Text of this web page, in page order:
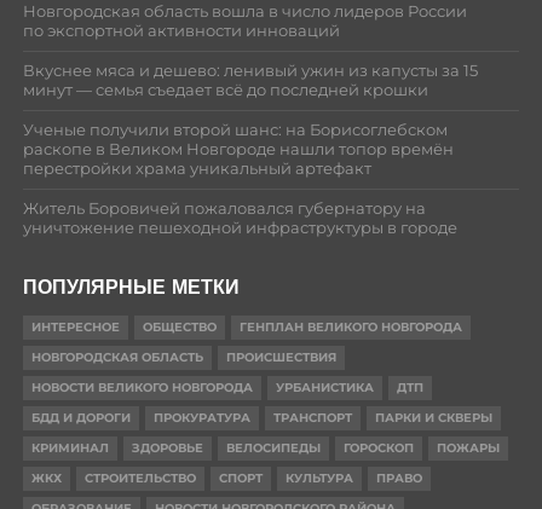
Новгородская область вошла в число лидеров России
по экспортной активности инноваций
Вкуснее мяса и дешево: ленивый ужин из капусты за 15
минут — семья съедает всё до последней крошки
Ученые получили второй шанс: на Борисоглебском
раскопе в Великом Новгороде нашли топор времён
перестройки храма уникальный артефакт
Житель Боровичей пожаловался губернатору на
уничтожение пешеходной инфраструктуры в городе
ПОПУЛЯРНЫЕ МЕТКИ
ИНТЕРЕСНОЕ ОБЩЕСТВО
ГЕНПЛАН ВЕЛИКОГО НОВГОРОДА
НОВГОРОДСКАЯ ОБЛАСТЬ
ПРОИСШЕСТВИЯ
НОВОСТИ ВЕЛИКОГО НОВГОРОДА
УРБАНИСТИКА
ДТП
БДД И ДОРОГИ
ПРОКУРАТУРА ТРАНСПОРТ
ПАРКИ И СКВЕРЫ
КРИМИНАЛ
ЗДОРОВЬЕ ВЕЛОСИПЕДЫ ГОРОСКОП
ПОЖАРЫ
ЖКХ
СТРОИТЕЛЬСТВО СПОРТ КУЛЬТУРА
ПРАВО